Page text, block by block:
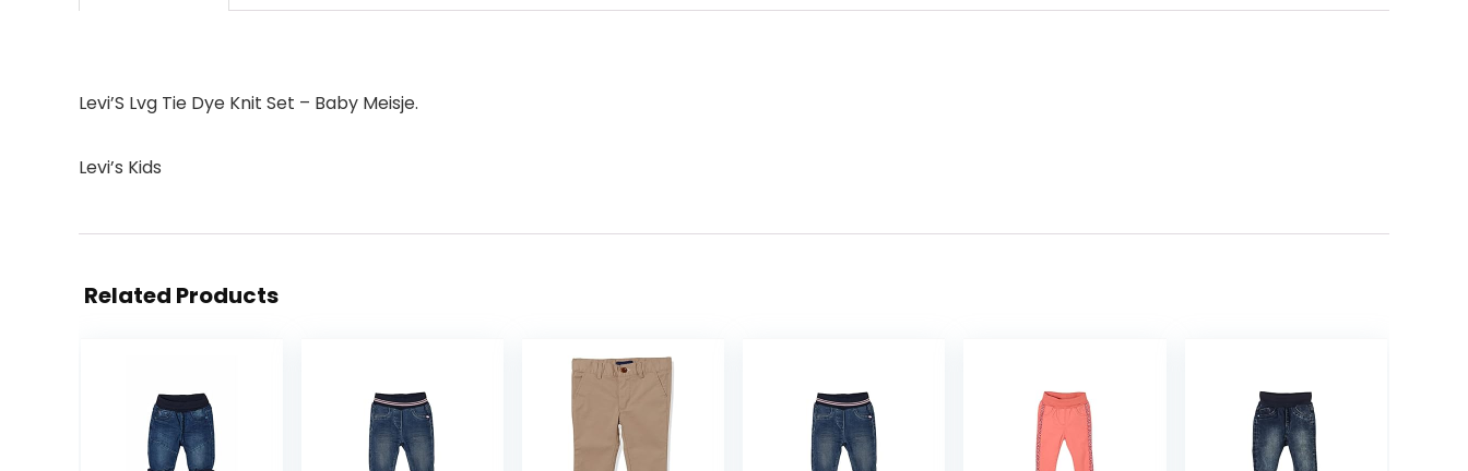
Levi’S Lvg Tie Dye Knit Set – Baby Meisje.
Levi’s Kids
Related Products